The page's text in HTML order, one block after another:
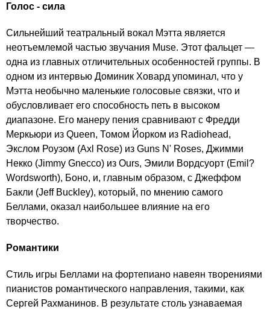
Голос - сила
Сильнейший театральный вокал Мэтта является
неотъемлемой частью звучания Muse. Этот фальцет —
одна из главных отличительных особенностей группы. В
одном из интервью Доминик Ховард упоминал, что у
Мэтта необычно маленькие голосовые связки, что и
обусловливает его способность петь в высоком
диапазоне. Его манеру пения сравнивают с Фредди
Меркьюри из Queen, Томом Йорком из Radiohead,
Экслом Роузом (Axl Rose) из Guns N' Roses, Джимми
Некко (Jimmy Gnecco) из Ours, Эмили Вордсуорт (Emil?
Wordsworth), Боно, и, главным образом, с Джеффом
Бакли (Jeff Buckley), который, по мнению самого
Беллами, оказал наибольшее влияние на его
творчество.
Романтики
Стиль игры Беллами на фортепиано навеян творениями
пианистов романтического направления, такими, как
Сергей Рахманинов. В результате столь узнаваемая